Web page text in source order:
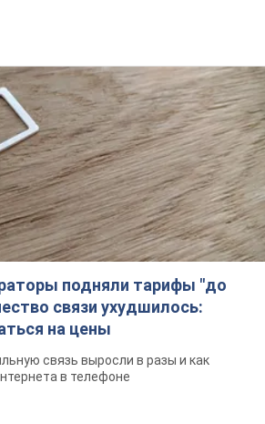
подняли тарифы "до
связи ухудшилось:
на цены
связь выросли в разы и как
в телефоне